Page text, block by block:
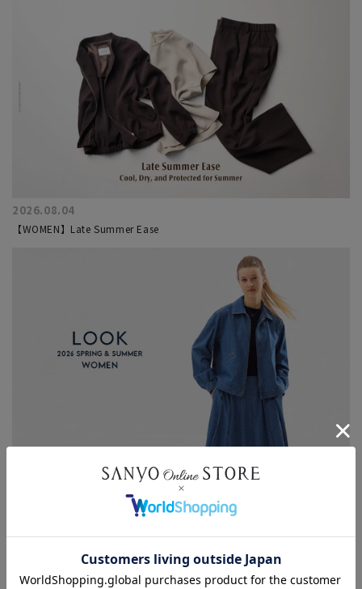
2026.08.04
【WOMEN】Late Summer Ease
【WOMEN】2026 MID SUMMER LOOK